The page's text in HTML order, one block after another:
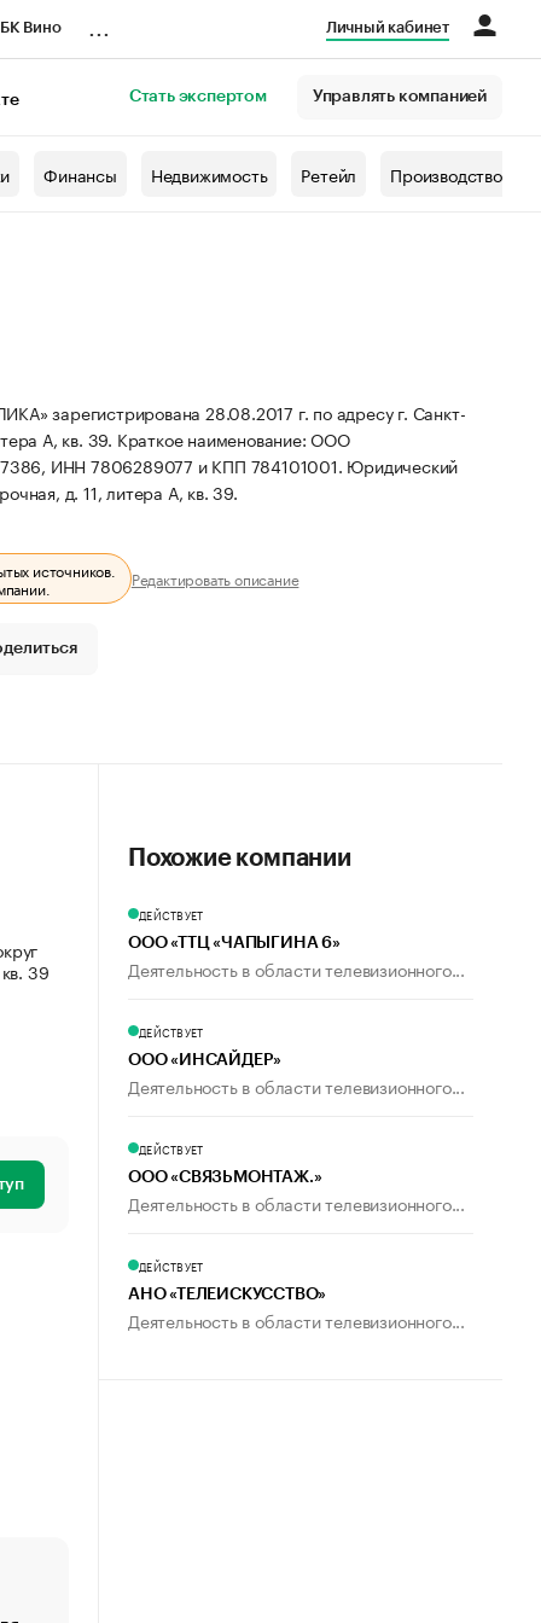
Вино Личный кабинет
Стать экспертом Управлять компанией
Финансы Недвижимость Ретейл Производство
28.08.2017 г. по адресу г. Санкт-
А, кв. 39. Краткое наименование: ООО
ИНН 7806289077 и КПП 784101001. Юридический
д. 11, литера А, кв. 39.
источников. Редактировать описание
39
Похожие компании
ДЕЙСТВУЕТ
ООО «ТТЦ «ЧАПЫГИНА 6»
Деятельность в области телевизионного...
ДЕЙСТВУЕТ
ООО «ИНСАЙДЕР»
Деятельность в области телевизионного...
ДЕЙСТВУЕТ
ООО «СВЯЗЬМОНТАЖ.»
Деятельность в области телевизионного...
ДЕЙСТВУЕТ
АНО «ТЕЛЕИСКУССТВО»
Деятельность в области телевизионного...